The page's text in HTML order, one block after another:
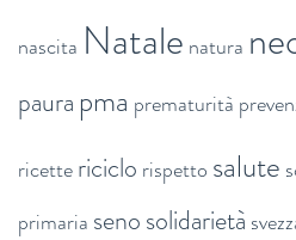
nascita Natale natura
paura pma prematurità
ricettericiclo rispetto salute
primaria senosolidarietà